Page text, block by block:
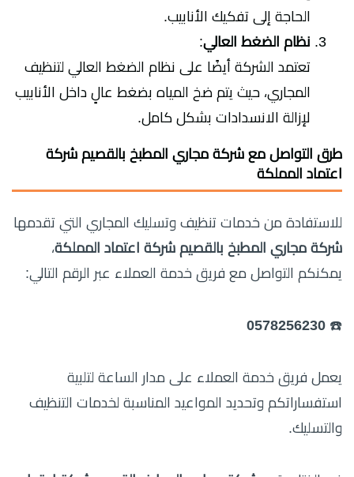
الحاجة إلى تفكيك الأنابيب.
نظام الضغط العالي:
تعتمد الشركة أيضًا على نظام الضغط العالي لتنظيف
المجاري، حيث يتم ضخ المياه بضغط عالٍ داخل الأنابيب
لإزالة الانسدادات بشكل كامل.
طرق التواصل مع شركة مجاري المطبخ بالقصيم شركة
اعتماد المملكة
للاستفادة من خدمات تنظيف وتسليك المجاري التي تقدمها
شركة مجاري المطبخ بالقصيم شركة اعتماد المملكة،
يمكنكم التواصل مع فريق خدمة العملاء عبر الرقم التالي:
☎️
0578256230
يعمل فريق خدمة العملاء على مدار الساعة لتلبية
استفساراتكم وتحديد المواعيد المناسبة لخدمات التنظيف
والتسليك.